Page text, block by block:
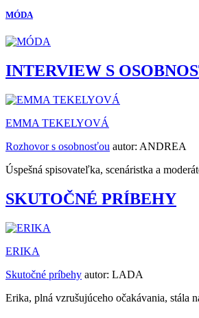
MÓDA
INTERVIEW S
EMMA TEKELYOVÁ
Rozhovor s osobnosťou autor: ANDREA
Úspešná spisovateľka, scenáristka a
SKUTOČNÉ PRÍBEHY
ERIKA
Skutočné príbehy autor: LADA
Erika, plná vzrušujúceho očakávania, stála